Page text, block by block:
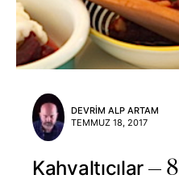
DEVRIM ALP ARTAM
TEMMUZ 18, 2017
Kahvaltıcılar